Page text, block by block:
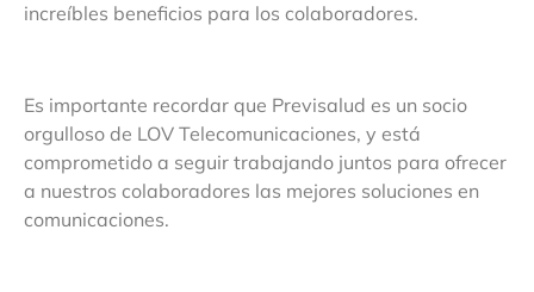
increíbles beneficios para los colaboradores.
Es importante recordar que Previsalud es un socio
orgulloso de LOV Telecomunicaciones, y está
comprometido a seguir trabajando juntos para ofrecer
a nuestros colaboradores las mejores soluciones en
comunicaciones.